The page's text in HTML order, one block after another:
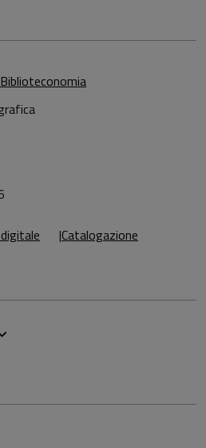
Catalogazione